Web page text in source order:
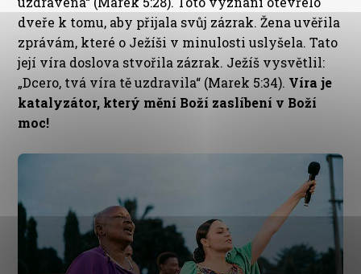
dveře k tomu, aby přijala svůj zázrak. Žena uvěřila
zprávám, které o Ježíši v minulosti uslyšela. Tato
její víra doslova stvořila zázrak. Ježíš vysvětlil:
„Dcero, tvá víra tě uzdravila“ (Marek 5:34). Víra je
katalyzátor, který mění Boží zaslíbení v Boží
moc!